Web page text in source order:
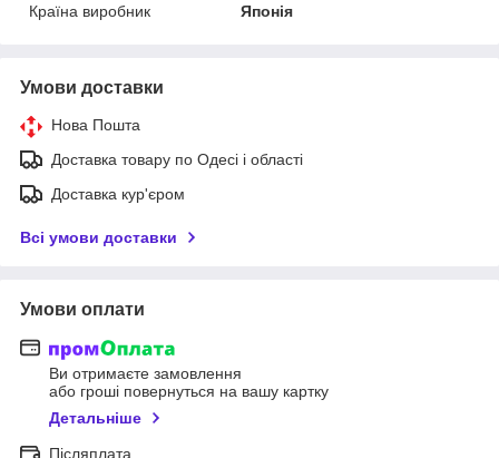
Країна виробник
Японія
Умови доставки
Нова Пошта
Доставка товару по Одесі і області
Доставка кур'єром
Всі умови доставки
Умови оплати
Ви отримаєте замовлення
або гроші повернуться на вашу картку
Детальніше
Післяплата